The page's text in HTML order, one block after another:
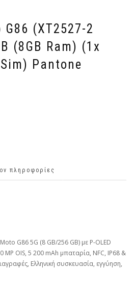
(XT2527-2
(8GB Ram) (1x
Pantone
πληροφορίες
G86 5G (8 GB/256 GB) με P-OLED
MP OIS, 5 200 mAh μπαταρία, NFC, IP68 &
Ελληνική συσκευασία, εγγύηση,